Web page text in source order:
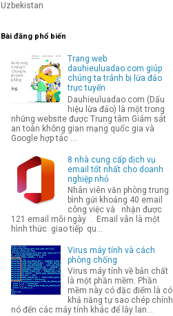
Uzbekistan
Bài đăng phổ biến
Trang web
dauhieuluadao.com giúp
chúng ta tránh bị lừa đảo
trực tuyến
Dauhieuluadao.com (Dấu
hiệu lừa đảo) là một trong
những website được Trung tâm Giám sát
an toàn không gian mạng quốc gia và
Google hợp tác ...
8 nhà cung cấp dịch vụ
email tốt nhất cho doanh
nghiệp nhỏ
Nhân viên văn phòng trung
bình gửi khoảng 40 email
công việc và nhận được
121 email mỗi ngày . Email vẫn là một
hình thức giao tiếp qu...
Virus máy tính và cách
phòng chống
Virus máy tính về bản chất
là một phần mềm. Phần
mềm này có đặc điểm là có
khả năng tự sao chép chính
nó đến các máy tính khác để lây lan...